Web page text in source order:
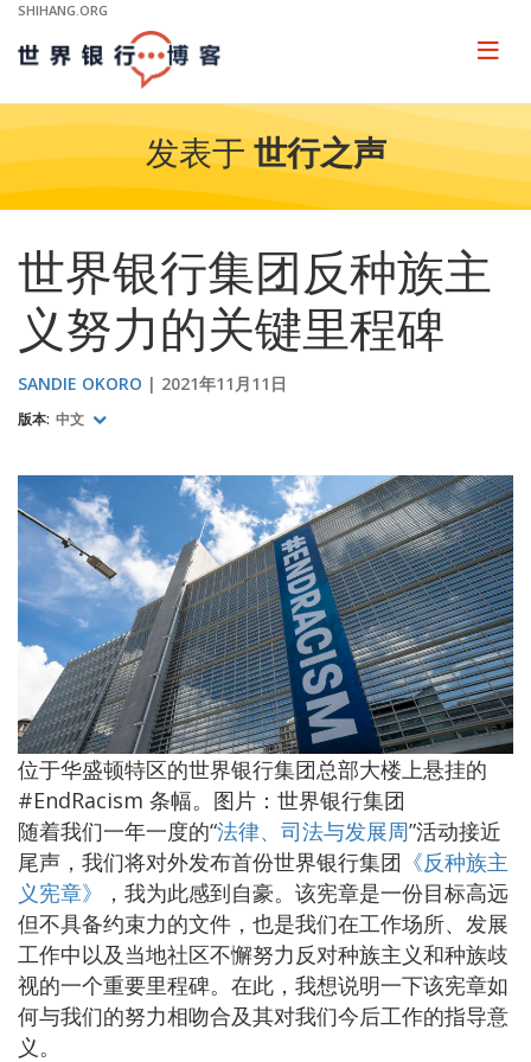
Skip
Main
Navigation
SHIHANG.ORG
Page
发表于 世行之声
世界银行集团反种族主
义努力的关键里程碑
SANDIE OKORO 2021年11月11日
版本: 中文
位于华盛顿特区的世界银行集团总部大楼上悬挂的
#EndRacism 条幅。图片：世界银行集团
随着我们一年一度的“法律、司法与发展周”活动接近
尾声，我们将对外发布首份世界银行集团 《反种族主
义宪章》
，我为此感到自豪。该宪章是一份目标高远
但不具备约束力的文件，也是我们在工作场所、发展
工作中以及当地社区不懈努力反对种族主义和种族歧
视的一个重要里程碑。在此，我想说明一下该宪章如
何与我们的努力相吻合及其对我们今后工作的指导意
义。